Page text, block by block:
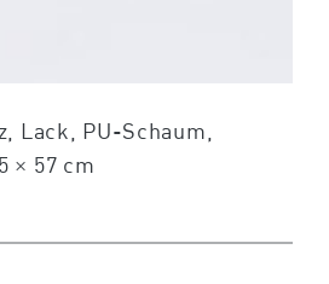
Lack, PU-Schaum,
× 57 cm